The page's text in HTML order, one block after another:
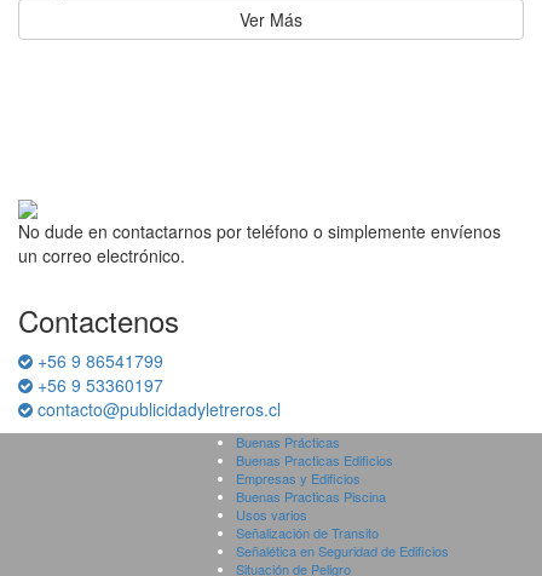
Ver Más
No dude en contactarnos por teléfono o simplemente envíenos
un correo electrónico.
Contactenos
+56 9 86541799
+56 9 53360197
contacto@publicidadyletreros.cl
Buenas Prácticas
Buenas Practicas Edificios
Empresas y Edificios
Buenas Practicas Piscina
Usos varios
Señalización de Transito
Señalética en Seguridad de Edificios
Situación de Peligro